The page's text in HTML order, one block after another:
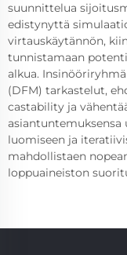
suunnittelua
edistynyttä
virtauskäytännön,
tunnistamaan
alkua.
(DFM) tarkastelut,
castability ja
luomiseen ja
mahdollistaen
loppuaineiston